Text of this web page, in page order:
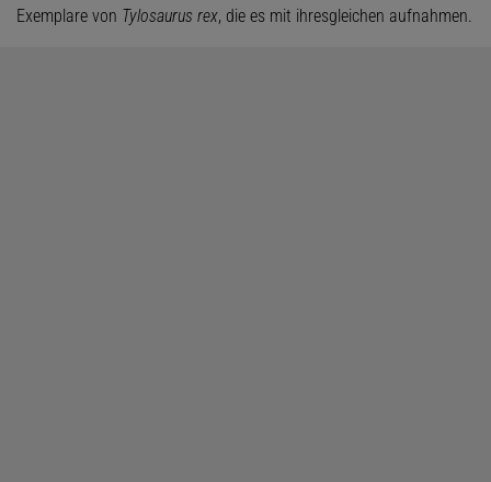
Exemplare von Tylosaurus rex, die es mit ihresgleichen aufnahmen.